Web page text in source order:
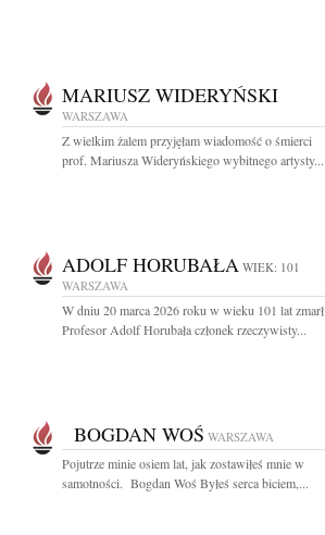
MARIUSZ WIDERYŃSKI
WARSZAWA
Z wielkim żalem przyjęłam wiadomość o śmierci
prof. Mariusza Wideryńskiego wybitnego artysty...
ADOLF HORUBAŁA WIEK: 101
WARSZAWA
W dniu 20 marca 2026 roku w wieku 101 lat zmarł
Profesor Adolf Horubała członek rzeczywisty...
BOGDAN WOŚ WARSZAWA
Pojutrze minie osiem lat, jak zostawiłeś mnie w
samotności. Bogdan Woś Byłeś serca biciem,...